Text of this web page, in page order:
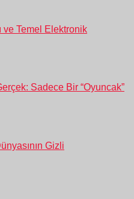
ve Temel Elektronik
Sadece Bir “Oyuncak”
Gizli